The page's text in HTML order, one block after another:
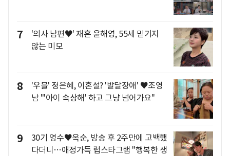
7
'의사 남편♥' 재혼 윤해영, 55세 믿기지
않는 미모
8
'우블' 정은혜, 이혼설? '발달장애' ♥조영
남 "'아이 속상해' 하고 그냥 넘어가요"
9
30기 영수♥옥순, 방송 후 2주만에 고백했
다더니…애정가득 럽스타그램 "행복한 생